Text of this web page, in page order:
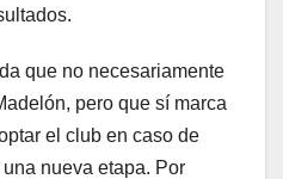
que no necesariamente
pero que sí marca
el club en caso de
nueva etapa. Por